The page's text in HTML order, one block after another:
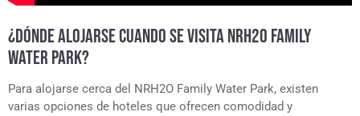
¿DÓNDE ALOJARSE CUANDO SE VISITA NRH2O FAMILY
WATER PARK?
Para alojarse cerca del NRH2O Family Water Park, existen
varias opciones de hoteles que ofrecen comodidad y